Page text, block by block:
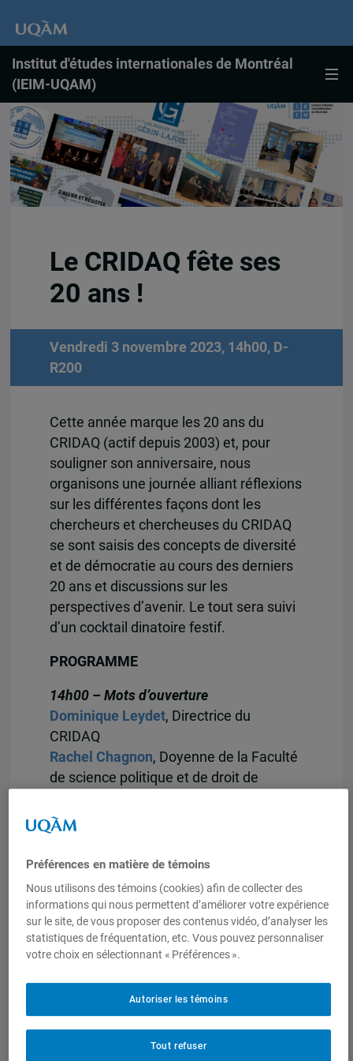
Institut d'études internationales de Montréal
(IEIM-UQAM)
Le CRIDAQ fête ses
20 ans !
Vendredi 3 novembre 2023, 14h00, D-
R200
Cette année marque les 20 ans du
CRIDAQ (actif depuis 2003) et, pour
souligner son anniversaire, nous
organisons une journée alliant réflexions
sur les différentes façons dont les
chercheurs et chercheuses du CRIDAQ
se sont saisis des concepts de diversité
et de démocratie au cours des derniers
20 ans et discussions sur les
perspectives d’avenir. Le tout sera suivi
d’un cocktail dinatoire festif.
PROGRAMME
14h00 – Mots d’ouverture
Dominique Leydet, Directrice du
CRIDAQ
Rachel Chagnon, Doyenne de la Faculté
de science politique et de droit de
14h15 – La différence du CRIDAQ:
distincte en recherche au Québec
Guy Laforest, Université Laval
14h35 – Perspectives étudiantes
Loïc Bizeul, représentant des
15h15 – Pause café
Préférences en matière de témoins
Nous utilisons des témoins (cookies) afin de collecter des
informations qui nous permettent d’améliorer votre expérience
sur le site, de vous proposer des contenus vidéo, d’analyser les
statistiques de fréquentation, etc. Vous pouvez personnaliser
votre choix en sélectionnant « Préférences ».
Tout refuser
Autoriser les témoins